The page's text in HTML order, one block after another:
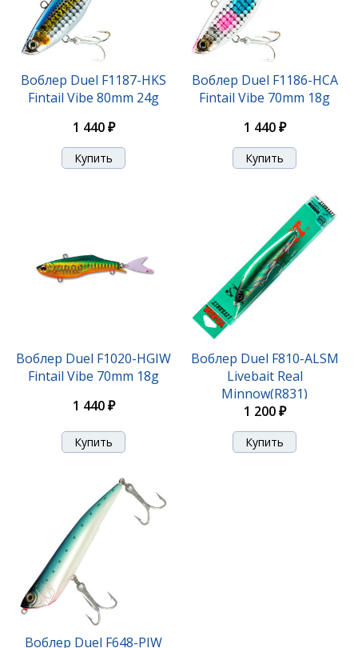
Воблер Duel F1187-HKS
Fintail Vibe 80mm 24g
1 440 ₽
Воблер Duel F1186-HCA
Fintail Vibe 70mm 18g
1 440 ₽
Воблер Duel F1020-HGIW
Fintail Vibe 70mm 18g
1 440 ₽
Воблер Duel F810-ALSM
Livebait Real
Minnow(R831)
1 200 ₽
Воблер Duel F648-PIW